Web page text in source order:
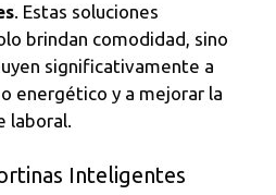
. Estas soluciones
brindan comodidad, sino
significativamente a
energético y a mejorar la
laboral.
Inteligentes